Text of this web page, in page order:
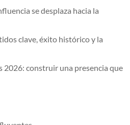
se desplaza hacia la
clave, éxito histórico y la
2026: construir una presencia que